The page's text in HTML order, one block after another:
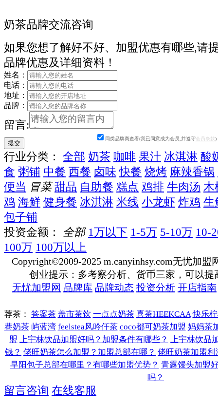
奶茶品牌交流咨询
如果您想了解好不好、加盟优惠有哪些,请
品牌优惠及详细资料！
姓名：
电话：
地址：
品牌：
留言:
同类品牌商查看(我已同意成为会员,并遵守会员条款)
行业分类： 全部 奶茶 咖啡 果汁 冰淇淋 酸
食 粥铺 中餐 西餐 卤味 快餐 烧烤 麻辣香锅
便当 冒菜 甜品 自助餐 糕点 鸡排 牛肉汤 木
鸡 海鲜 健身餐 冰淇淋 米线 小龙虾 炸鸡 生
包子铺
投资金额：
全部 1万以下 1-5万 5-10万 10-
100万 100万以上
Copyright©2009-2025 m.canyinhsy.com无忧加盟
创业提示：多考察分析、货币三家，可以提
无忧加盟网 品牌库 品牌动态 投资分析 开店指南
荐茶： 答案茶 盖市茶饮 一点点奶茶 喜茶HEEKCAA 快乐
巷奶茶 屿蓝湾 feelstea风吟仟茶 coco都可奶茶加盟 妈妈茶
盟
上宇林饮品加盟好吗？加盟条件有哪些？
上宇林饮品
钱？ 佬旺奶茶怎么加盟？加盟总部在哪？ 佬旺奶茶加盟
早阳包子总部在哪里？有哪些加盟优势？ 青露馒头加盟
吗？
留言咨询 在线客服